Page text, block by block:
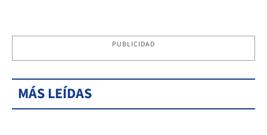
PUBLICIDAD
MÁS LEÍDAS